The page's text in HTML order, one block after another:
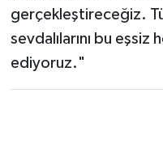
gerçekleştireceğiz.
sevdalılarını bu
ediyoruz."